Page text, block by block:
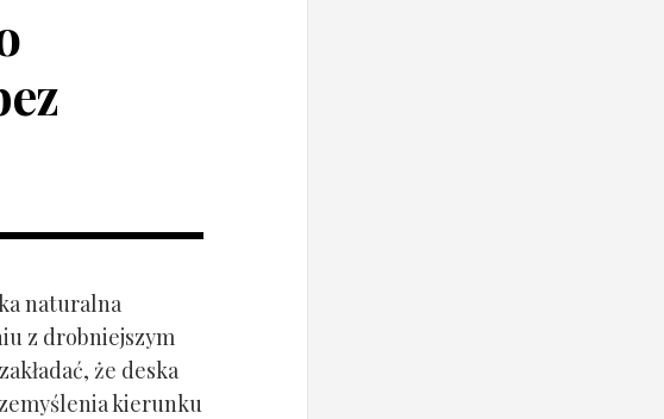
naturalna
z drobniejszym
że deska
kierunku